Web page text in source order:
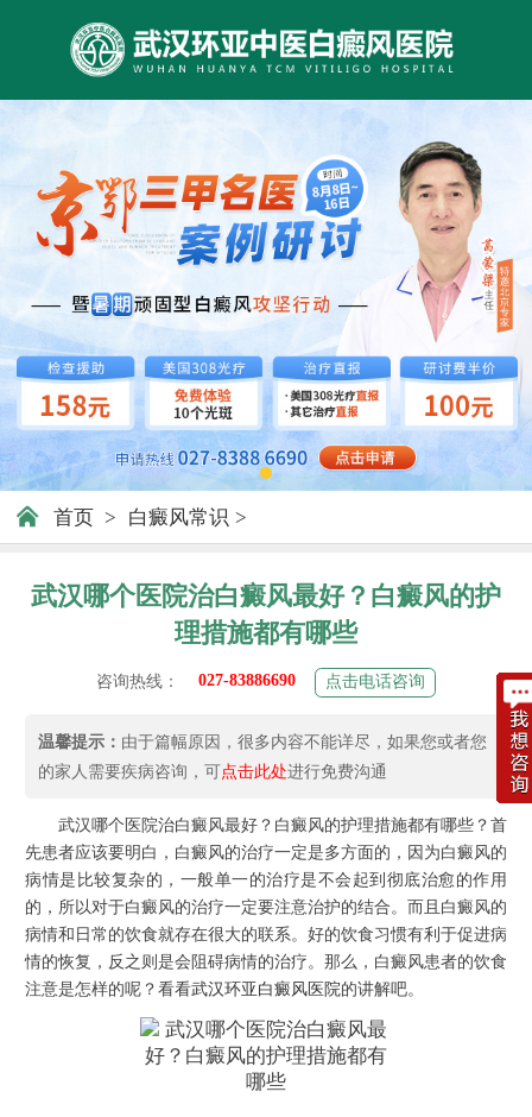
首页 > 白癜风常识 >
武汉哪个医院治白癜风最好？白癜风的护
理措施都有哪些
咨询热线： 027-83886690 点击电话咨询
温馨提示： 由于篇幅原因，很多内容不能详尽，如果您或者您
的家人需要疾病咨询，可点击此处进行免费沟通
武汉哪个医院治白癜风最好？白癜风的护理措施都有哪些？首
先患者应该要明白，白癜风的治疗一定是多方面的，因为白癜风的
病情是比较复杂的，一般单一的治疗是不会起到彻底治愈的作用
的，所以对于白癜风的治疗一定要注意治护的结合。而且白癜风的
病情和日常的饮食就存在很大的联系。好的饮食习惯有利于促进病
情的恢复，反之则是会阻碍病情的治疗。那么，白癜风患者的饮食
注意是怎样的呢？看看武汉环亚白癜风医院的讲解吧。